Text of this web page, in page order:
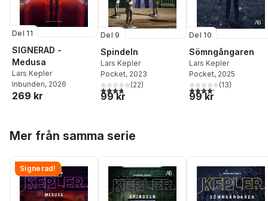
Del 11
SIGNERAD -
Medusa
Lars Kepler
Inbunden, 2026
269 kr
Del 9
Spindeln
Lars Kepler
Pocket, 2023
3,8utav 5 stjärnor. Totalt antal röster:
(22)
99 kr
Del 10
Sömngångaren
Lars Kepler
Pocket, 2025
4,2utav 5 stjärnor.
(13)
99 kr
Mer från samma serie
Signerad!